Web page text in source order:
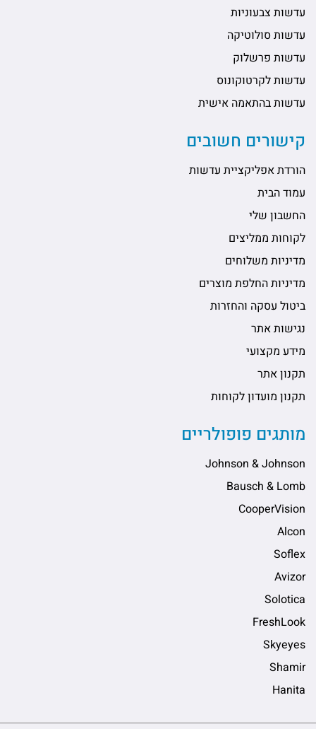
צבעוניות
סולוטיקה
פרשלוק
לקרטוקונוס
בהתאמה אישית
חשובים
אפליקציית עדשות
הבית
שלי
ממליצים
משלוחים
החלפת מוצרים
עסקה והחזרות
אתר
מקצועי
אתר
מועדון לקוחות
פופולריים
Johnson &
Bausch &